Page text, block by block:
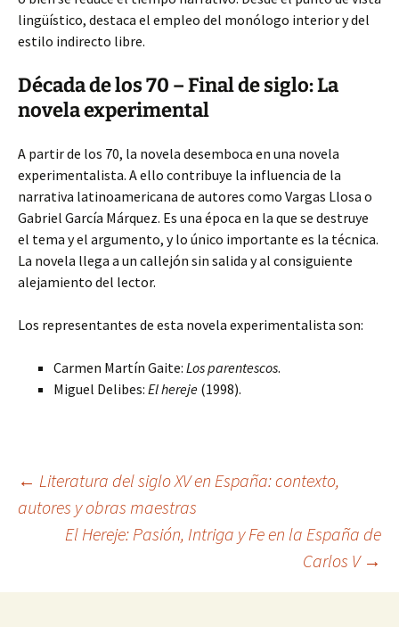
lingüístico, destaca el empleo del monólogo interior y del
estilo indirecto libre.
Década de los 70 – Final de siglo: La
novela experimental
A partir de los 70, la novela desemboca en una novela
experimentalista. A ello contribuye la influencia de la
narrativa latinoamericana de autores como Vargas Llosa o
Gabriel García Márquez. Es una época en la que se destruye
el tema y el argumento, y lo único importante es la técnica.
La novela llega a un callejón sin salida y al consiguiente
alejamiento del lector.
Los representantes de esta novela experimentalista son:
Carmen Martín Gaite: Los parentescos.
Miguel Delibes: El hereje (1998).
Navegación
entradas
← Literatura del siglo XV en España: contexto,
autores y obras maestras
El Hereje: Pasión, Intriga y Fe en la España de
Carlos V →